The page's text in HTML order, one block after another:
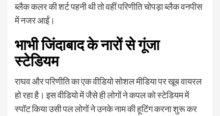
ब्लैक कलर की शर्ट पहनी थी तो वहीं परिणीति चोपड़ा ब्लैक वनपीस
में नजर आईं।
भाभी जिंदाबाद के नारों से गूंजा
स्टेडियम
राघव और परिणीति का एक वीडियो सोशल मीडिया पर खूब वायरल
हो रहा है। इस वीडियो में जैसे ही लोगों ने कपल को स्टेडियम में
स्पॉट किया उसी पल लोगों ने उनके नाम की हूटिंग करना शुरू कर